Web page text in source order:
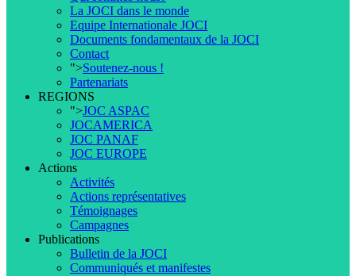
La JOCI dans le monde
Equipe Internationale JOCI
Documents fondamentaux de la JOCI
Contact
">Soutenez-nous !
Partenariats
REGIONS
">JOC ASPAC
JOCAMERICA
JOC PANAF
JOC EUROPE
Actions
Activités
Actions représentatives
Témoignages
Campagnes
Publications
Bulletin de la JOCI
Communiqués et manifestes